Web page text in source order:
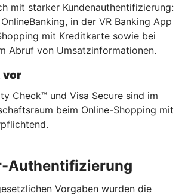
mit starker Kundenauthentifizierung:
in der VR Banking App
mit Kreditkarte sowie bei
Abruf von Umsatzinformationen.
vor
Check™ und Visa Secure sind im
beim Online-Shopping mit
Authentifizierung
Vorgaben wurden die